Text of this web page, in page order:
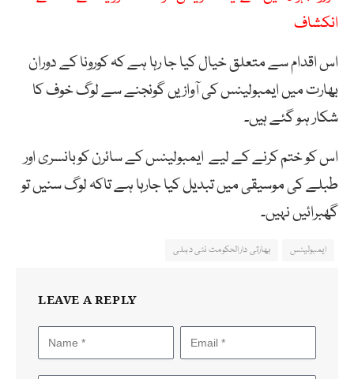
انکشاف
اس اقدام سے متعلق خیال کیا جا رہا ہے کہ کورونا کے دوران
بھارت میں ایمبولینس کی آوازیں گونجنے سے لوگ خوف کا
شکار ہو گئے ہیں۔
اس کو ختم کرنے کے لیے ایمبولینس کے سائرن کوبانسری اور
طبلے کی موسیقی میں تبدیل کیا جارہا ہے تاکہ لوگ سنیں تو
گھبرائیں نہیں۔
ایمبولینس بھارتی دارالحکومت نئی دہلی
LEAVE A REPLY